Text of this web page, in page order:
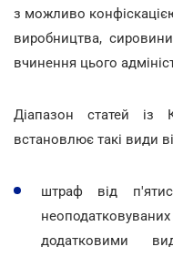
з можливо
виробництва,
вчинення цього
Діапазон статей із
встановлює такі види
штраф від
додатковими